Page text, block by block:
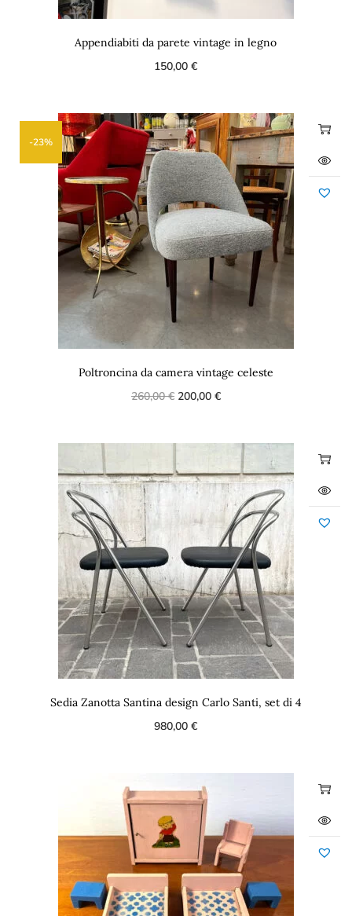
Appendiabiti da parete vintage in legno
150,00€
-23%
Poltroncina da camera vintage celeste
260,00€ 200,00 €
Sedia Zanotta Santina design Carlo Santi, set di 4
980,00€